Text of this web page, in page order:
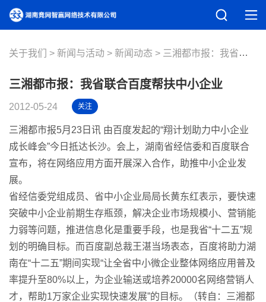
关于我们 新闻与活动 新闻动态 三湘都市报：我省联合百度帮扶中小企业
三湘都市报：我省联合百度帮扶中小企业
2012-05-24 关注
三湘都市报5月23日讯 由百度发起的“翔计划助力中小企业
成长峰会”今日抵达长沙。会上，湖南省经信委和百度联合
宣布，将在网络应用方面开展深入合作，助推中小企业发
展。
省经信委党组成员、省中小企业局局长黄东红表示，要快速
突破中小企业前期生存瓶颈，解决企业市场规模小、营销能
力弱等问题，推进信息化是重要手段，也是我省“十二五”规
划的明确目标。而百度副总裁王湛当场表态，百度将助力湖
南在“十二五”期间实现“让全省中小微企业整体网络应用普及
率提升至80%以上，为企业输送或培养20000名网络营销人
才，帮助1万家企业实现快速发展”的目标。（转自：三湘都